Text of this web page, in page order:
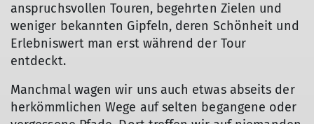
anspruchsvollen Touren, begehrten Zielen und
weniger bekannten Gipfeln, deren Schönheit und
Erlebniswert man erst während der Tour
entdeckt.
Manchmal wagen wir uns auch etwas abseits der
herkömmlichen Wege auf selten begangene oder
© DAV Sektion Haar